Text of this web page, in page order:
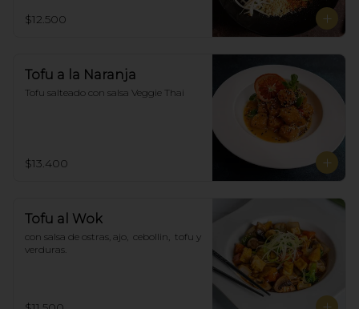
$12.500
Tofu a la Naranja
Tofu salteado con salsa Veggie Thai
$13.400
Tofu al Wok
con salsa de ostras, ajo,  cebollin,  tofu y
verduras.